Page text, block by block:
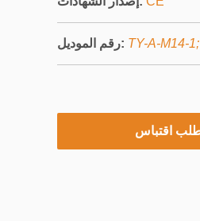
رقم الموديل: TY-A-M14-1;
اقتباس